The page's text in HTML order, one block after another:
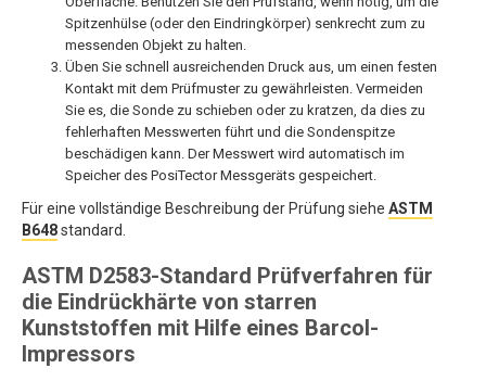
Spitzenhülse (oder den Eindringkörper) senkrecht zum zu
messenden Objekt zu halten.
Üben Sie schnell ausreichenden Druck aus, um einen festen
Kontakt mit dem Prüfmuster zu gewährleisten. Vermeiden
Sie es, die Sonde zu schieben oder zu kratzen, da dies zu
fehlerhaften Messwerten führt und die Sondenspitze
beschädigen kann. Der Messwert wird automatisch im
Speicher des PosiTector Messgeräts gespeichert.
Für eine vollständige Beschreibung der Prüfung siehe ASTM
B648standard.
ASTM D2583-Standard Prüfverfahren für
die Eindrückhärte von starren
Kunststoffen mit Hilfe eines Barcol-
Impressors